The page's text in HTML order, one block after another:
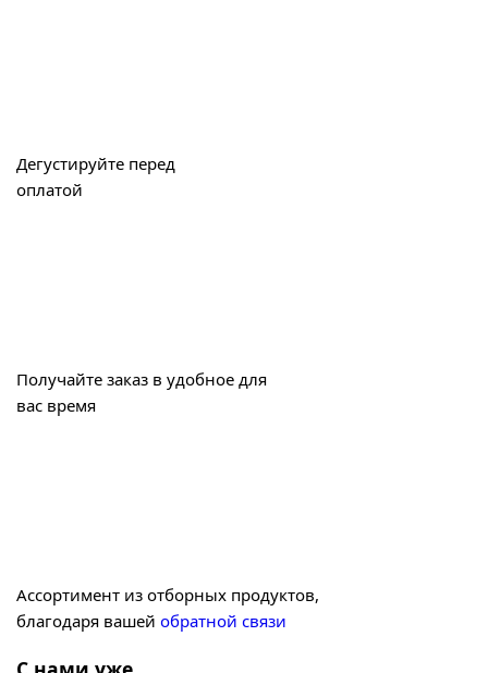
Дегустируйте перед
оплатой
Получайте заказ в удобное для
вас время
Ассортимент из отборных продуктов,
благодаря вашей обратной связи